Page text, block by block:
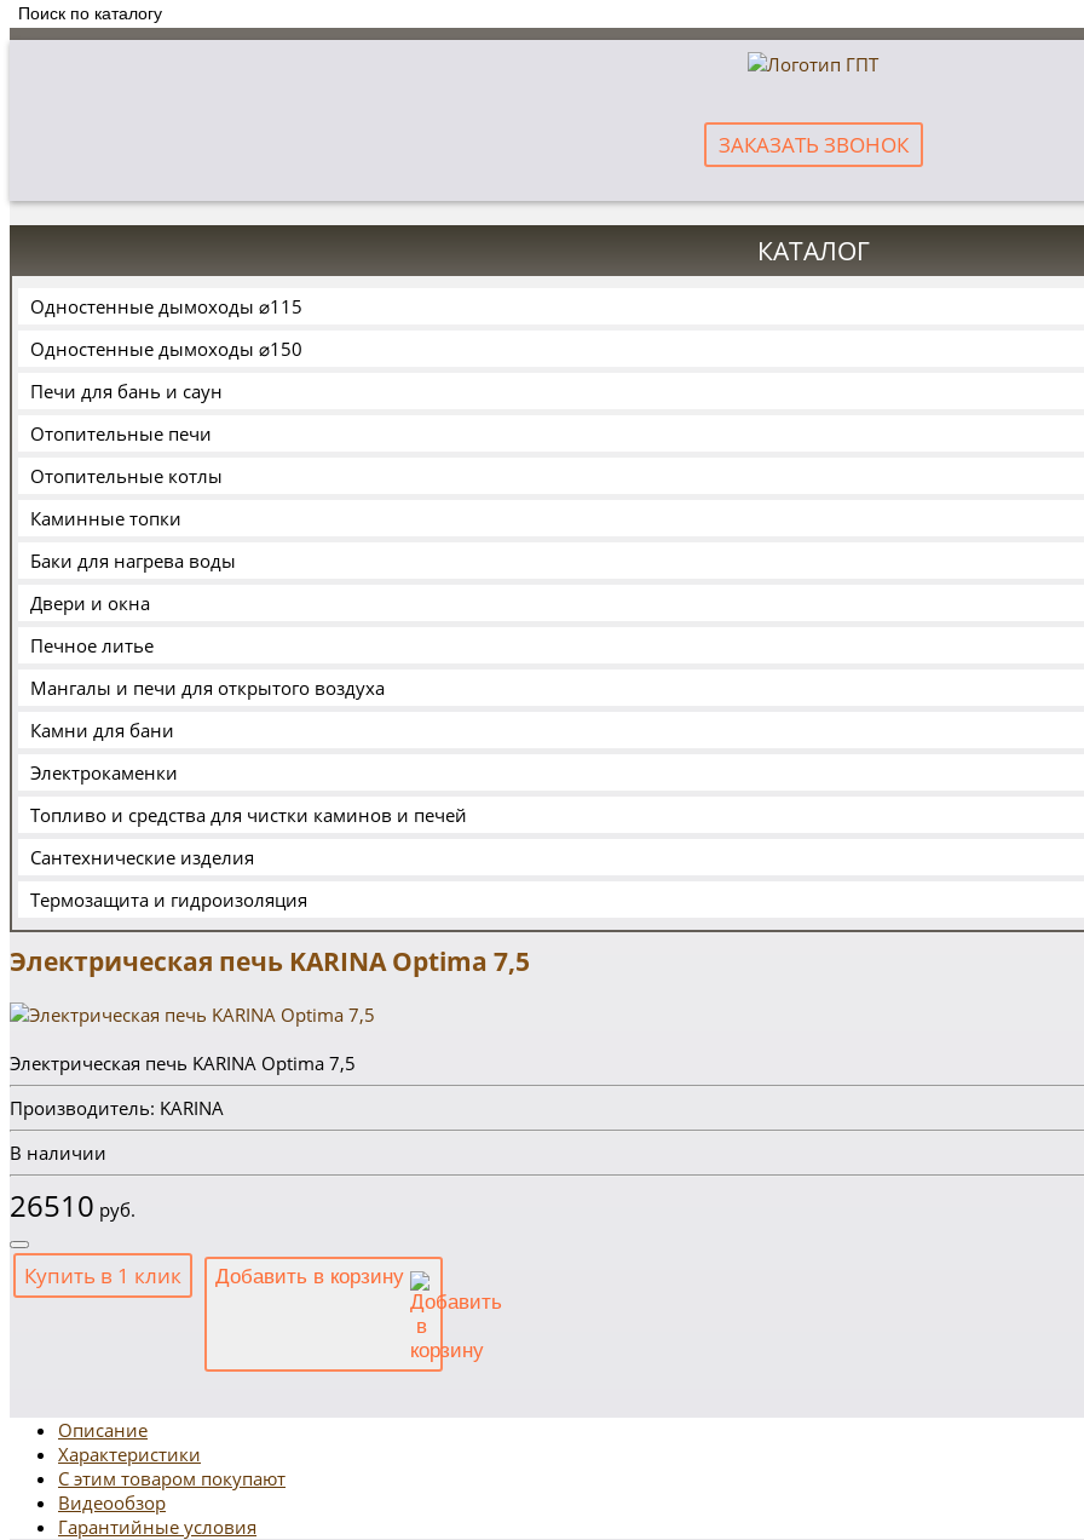
ЗАКАЗАТЬ ЗВОНОК
КАТАЛОГ
Одностенные дымоходы ⌀115
Одностенные дымоходы ⌀150
Печи для бань и саун
Отопительные печи
Отопительные котлы
Каминные топки
Баки для нагрева воды
Двери и окна
Печное литье
Мангалы и печи для открытого воздуха
Камни для бани
Электрокаменки
Топливо и средства для чистки каминов и печей
Сантехнические изделия
Термозащита и гидроизоляция
Электрическая печь KARINA Optima 7,5
Электрическая печь KARINA Optima 7,5
Производитель: KARINA
В наличии
26510 руб.
Купить в 1 клик Добавить в корзину
Описание
Характеристики
С этим товаром покупают
Видеообзор
Гарантийные условия